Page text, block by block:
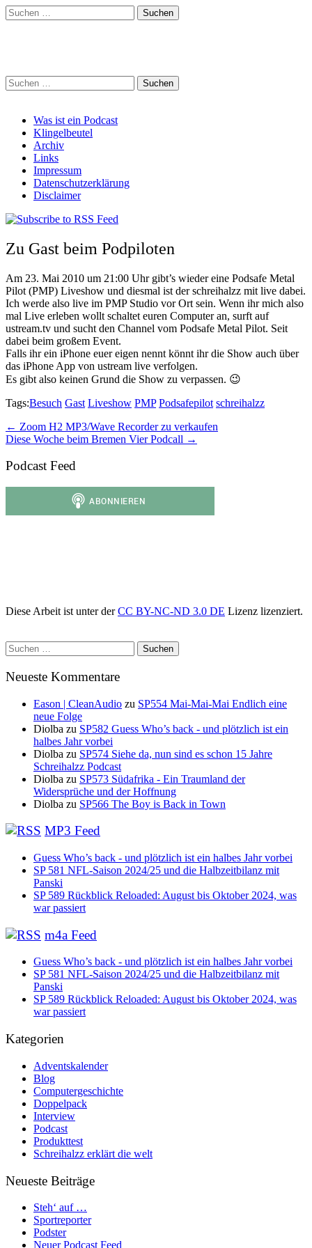
Suchen
nach:
Suchen
nach:
Main
menu
Skip
content
Was ist ein Podcast
Klingelbeutel
Archiv
Links
Impressum
Datenschutzerklärung
Disclaimer
Zu Gast beim Podpiloten
Am 23. Mai 2010 um 21:00 Uhr gibt’s wieder eine Podsafe Metal
Pilot (PMP) Liveshow und diesmal ist der schreihalzz mit live dabei.
Ich werde also live im PMP Studio vor Ort sein. Wenn ihr mich also
mal Live erleben wollt schaltet euren Computer an, surft auf
ustream.tv und sucht den Channel vom Podsafe Metal Pilot. Seit
dabei beim großem Event.
Falls ihr ein iPhone euer eigen nennt könnt ihr die Show auch über
das iPhone App von ustream live verfolgen.
Es gibt also keinen Grund die Show zu verpassen. 😉
Tags:Besuch Gast Liveshow PMP Podsafepilot schreihalzz
Post
navigation
← Zoom H2 MP3/Wave Recorder zu verkaufen
Diese Woche beim Bremen Vier Podcall →
Podcast Feed
Diese Arbeit ist unter derCC BY-NC-ND 3.0 DE Lizenz lizenziert.
Suchen
nach:
Neueste Kommentare
Eason | CleanAudio zu SP554 Mai-Mai-Mai Endlich eine
neue Folge
Diolba zu SP582 Guess Who’s back - und plötzlich ist ein
halbes Jahr vorbei
Diolba zu SP574 Siehe da, nun sind es schon 15 Jahre
Schreihalzz Podcast
Diolba zu SP573 Südafrika - Ein Traumland der
Widersprüche und der Hoffnung
Diolba zu SP566 The Boy is Back in Town
MP3 Feed
Guess Who’s back - und plötzlich ist ein halbes Jahr vorbei
SP 581 NFL-Saison 2024/25 und die Halbzeitbilanz mit
Panski
SP 589 Rückblick Reloaded: August bis Oktober 2024, was
war passiert
m4a Feed
Guess Who’s back - und plötzlich ist ein halbes Jahr vorbei
SP 581 NFL-Saison 2024/25 und die Halbzeitbilanz mit
Panski
SP 589 Rückblick Reloaded: August bis Oktober 2024, was
war passiert
Kategorien
Adventskalender
Blog
Computergeschichte
Doppelpack
Interview
Podcast
Produkttest
Schreihalzz erklärt die welt
Neueste Beiträge
Steh‘ auf …
Sportreporter
Podster
Neuer Podcast Feed